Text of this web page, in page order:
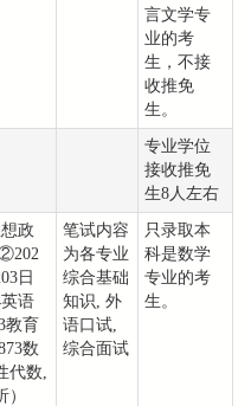
言文学专
业的考
生，不接
收推免
生。
专业学位
接收推免
生8人左右
政
日
语
教育
数
代数,
笔试内容
为各专业
综合基础
知识, 外
语口试,
综合面试
只录取本
科是数学
专业的考
生。